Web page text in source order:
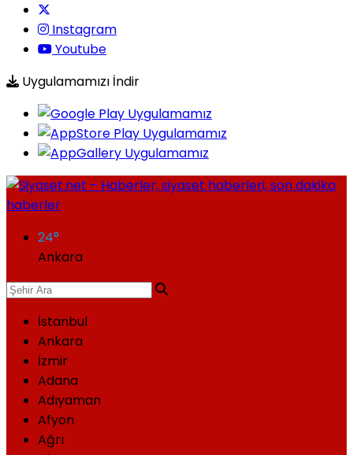
Instagram
Youtube
Uygulamamızı İndir
24°
Ankara
İstanbul
Ankara
İzmir
Adana
Adıyaman
Afyon
Ağrı